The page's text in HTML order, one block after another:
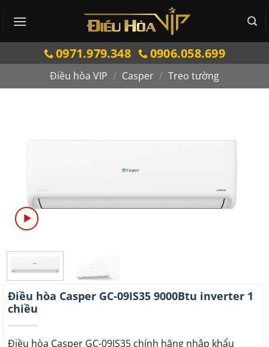
qua
0971.979.348 0906.058.699
Điều hòa VIP / Casper / Treo tường
Điều hòa Casper GC-09IS35 9000Btu inverter 1
chiều
Điều hòa Casper GC-09IS35 chính hãng nhập khẩu